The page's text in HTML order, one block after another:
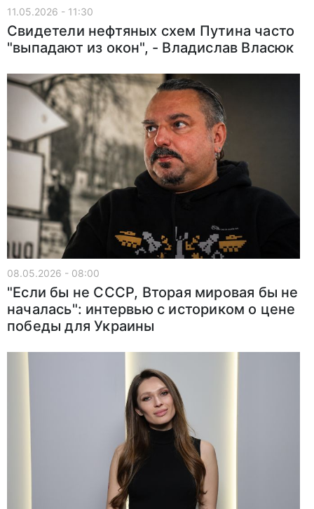
11.05.2026 - 11:30
Свидетели нефтяных схем Путина часто
"выпадают из окон", - Владислав Власюк
08.05.2026 - 08:00
"Если бы не СССР, Вторая мировая бы не
началась": интервью с историком о цене
победы для Украины